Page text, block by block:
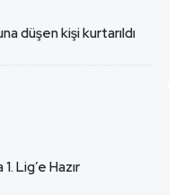
düşen kişi kurtarıldı
Lig’e Hazır